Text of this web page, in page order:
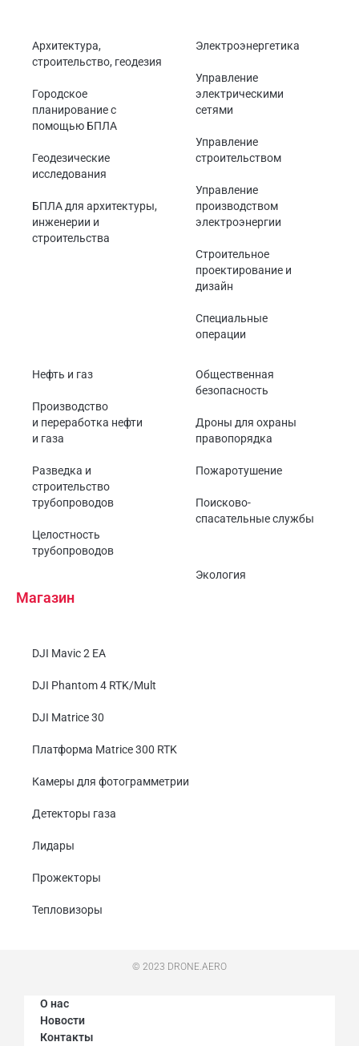
Архитектура,
строительство, геодезия
Городское
планирование с
помощью БПЛА
Геодезические
исследования
БПЛА для архитектуры,
инженерии и
строительства
Электроэнергетика
Управление
электрическими
сетями
Управление
строительством
Управление
производством
электроэнергии
Строительное
проектирование и
дизайн
Специальные
операции
Нефть и газ
Производство
и переработка нефти
и газа
Разведка и
строительство
трубопроводов
Целостность
трубопроводов
Общественная
безопасность
Дроны для охраны
правопорядка
Пожаротушение
Поисково-
спасательные службы
Экология
Магазин
DJI Mavic 2 EA
DJI Phantom 4 RTK/Mult
DJI Matrice 30
Платформа Matrice 300 RTK
Камеры для фотограмметрии
Детекторы газа
Лидары
Прожекторы
Тепловизоры
© 2023 DRONE.AERO
О нас
Новости
Контакты